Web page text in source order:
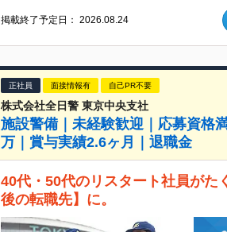
掲載終了予定日：2026.08.24
正社員 面接情報有 自己PR不要
株式会社全日警 東京中央支社
施設警備｜未経験歓迎｜応募資格
万｜賞与実績2.6ヶ月｜退職金
40代・50代のリスタート社員がた
後の転職先】に。